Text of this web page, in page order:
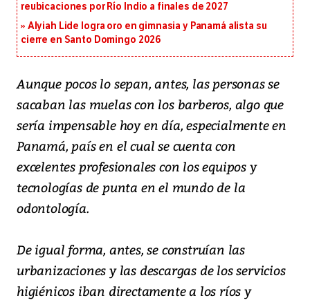
reubicaciones por Río Indio a finales de 2027
Alyiah Lide logra oro en gimnasia y Panamá alista su
cierre en Santo Domingo 2026
Aunque pocos lo sepan, antes, las personas se
sacaban las muelas con los barberos, algo que
sería impensable hoy en día, especialmente en
Panamá, país en el cual se cuenta con
excelentes profesionales con los equipos y
tecnologías de punta en el mundo de la
odontología.
De igual forma, antes, se construían las
urbanizaciones y las descargas de los servicios
higiénicos iban directamente a los ríos y